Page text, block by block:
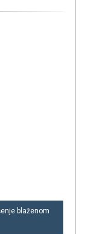
blaženom